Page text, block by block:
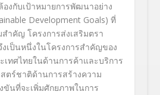
งกับเป้าหมายการพัฒนาอย่าง
Development Goals) ที่
ำคัญ โครงการส่งเสริมตรา
งเป็นหนึ่งในโครงการสำคัญของ
เทศไทยในด้านการค้าและบริการ
ตร์ชาติด้านการสร้างความ
ขันที่จะเพิ่มศักยภาพในการ